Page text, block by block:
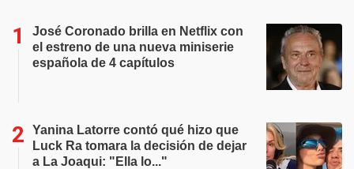
José Coronado brilla en Netflix con
el estreno de una nueva miniserie
española de 4 capítulos
Yanina Latorre contó qué hizo que
Luck Ra tomara la decisión de dejar
a La Joaqui: "Ella lo..."